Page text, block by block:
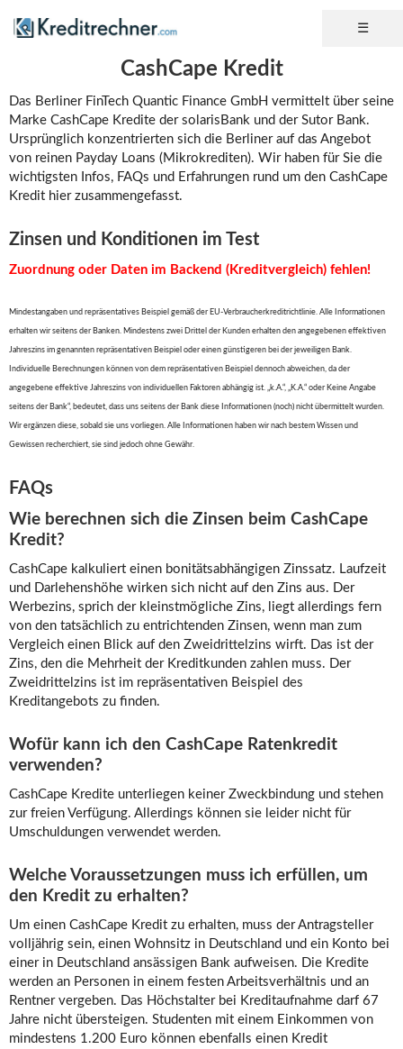
CashCape Kredit
Das Berliner FinTech Quantic Finance GmbH vermittelt über seine
Marke CashCape Kredite der solarisBank und der Sutor Bank.
Ursprünglich konzentrierten sich die Berliner auf das Angebot
von reinen Payday Loans (Mikrokrediten). Wir haben für Sie die
wichtigsten Infos, FAQs und Erfahrungen rund um den CashCape
Kredit hier zusammengefasst.
Zinsen und Konditionen im Test
Zuordnung oder Daten im Backend (Kreditvergleich) fehlen!
Mindestangaben und repräsentatives Beispiel gemäß der EU-Verbraucherkreditrichtlinie. Alle Informationen
erhalten wir seitens der Banken. Mindestens zwei Drittel der Kunden erhalten den angegebenen effektiven
Jahreszins im genannten repräsentativen Beispiel oder einen günstigeren bei der jeweiligen Bank.
Individuelle Berechnungen können von dem repräsentativen Beispiel dennoch abweichen, da der
angegebene effektive Jahreszins von individuellen Faktoren abhängig ist. „k.A.“, „K.A.“ oder Keine Angabe
seitens der Bank“, bedeutet, dass uns seitens der Bank diese Informationen (noch) nicht übermittelt wurden.
Wir ergänzen diese, sobald sie uns vorliegen. Alle Informationen haben wir nach bestem Wissen und
Gewissen recherchiert, sie sind jedoch ohne Gewähr.
FAQs
Wie berechnen sich die Zinsen beim CashCape
Kredit?
CashCape kalkuliert einen bonitätsabhängigen Zinssatz. Laufzeit
und Darlehenshöhe wirken sich nicht auf den Zins aus. Der
Werbezins, sprich der kleinstmögliche Zins, liegt allerdings fern
von den tatsächlich zu entrichtenden Zinsen, wenn man zum
Vergleich einen Blick auf den Zweidrittelzins wirft. Das ist der
Zins, den die Mehrheit der Kreditkunden zahlen muss. Der
Zweidrittelzins ist im repräsentativen Beispiel des
Kreditangebots zu finden.
Wofür kann ich den CashCape Ratenkredit
verwenden?
CashCape Kredite unterliegen keiner Zweckbindung und stehen
zur freien Verfügung. Allerdings können sie leider nicht für
Umschuldungen verwendet werden.
Welche Voraussetzungen muss ich erfüllen, um
den Kredit zu erhalten?
Um einen CashCape Kredit zu erhalten, muss der Antragsteller
volljährig sein, einen Wohnsitz in Deutschland und ein Konto bei
einer in Deutschland ansässigen Bank aufweisen. Die Kredite
werden an Personen in einem festen Arbeitsverhältnis und an
Rentner vergeben. Das Höchstalter bei Kreditaufnahme darf 67
Jahre nicht übersteigen. Studenten mit einem Einkommen von
mindestens 1.200 Euro können ebenfalls einen Kredit